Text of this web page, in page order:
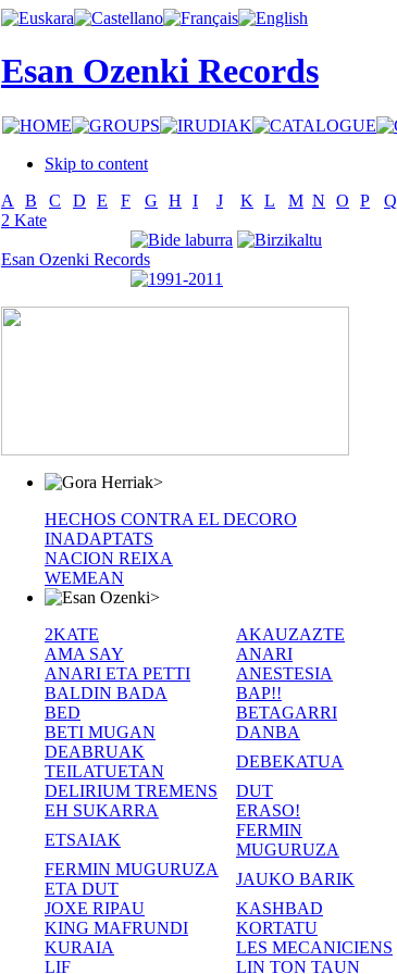
Esan Ozenki Records
Skip to content
A
B C D E F G H I J K L M N O P Q
2 Kate
Esan Ozenki Records
>
HECHOS CONTRA EL DECORO
INADAPTATS
NACION REIXA
WEMEAN
>
2KATE
AKAUZAZTE
AMA SAY
ANARI
ANARI ETA PETTI
ANESTESIA
BALDIN BADA
BAP!!
BED
BETAGARRI
BETI MUGAN
DANBA
DEABRUAK
TEILATUETAN
DEBEKATUA
DELIRIUM TREMENS
DUT
EH SUKARRA
ERASO!
ETSAIAK
FERMIN
MUGURUZA
FERMIN MUGURUZA
ETA DUT
JAUKO BARIK
JOXE RIPAU
KASHBAD
KING MAFRUNDI
KORTATU
KURAIA
LES MECANICIENS
LIF
LIN TON TAUN